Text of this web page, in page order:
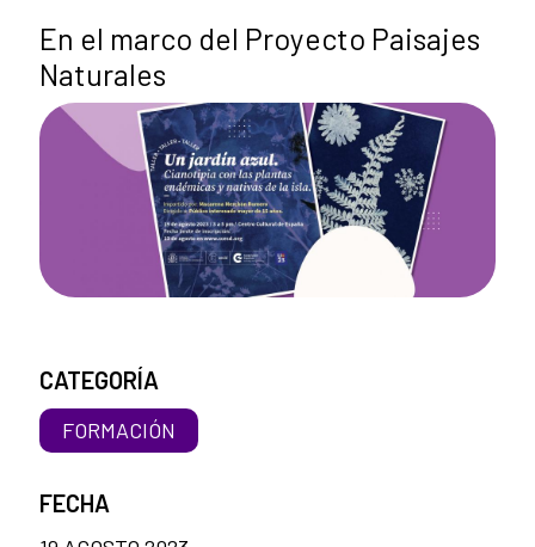
En el marco del Proyecto Paisajes
Naturales
CATEGORÍA
FORMACIÓN
FECHA